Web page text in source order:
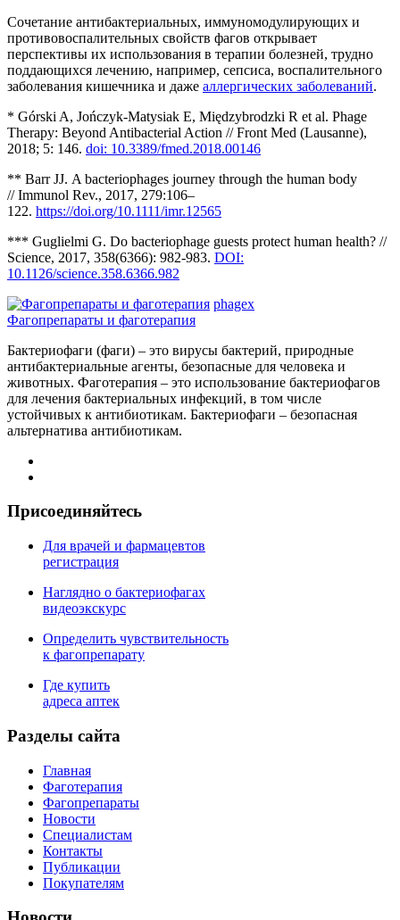
Сочетание антибактериальных, иммуномодулирующих и
противовоспалительных свойств фагов открывает
перспективы их использования в терапии болезней, трудно
поддающихся лечению, например, сепсиса, воспалительного
заболевания кишечника и даже аллергических заболеваний.
* Górski A, Jończyk-Matysiak E, Międzybrodzki R et al. Phage
Therapy: Beyond Antibacterial Action // Front Med (Lausanne),
2018; 5: 146. doi: 10.3389/fmed.2018.00146
** Barr JJ. A bacteriophages journey through the human body
// Immunol Rev., 2017, 279:106–
122. https://doi.org/10.1111/imr.12565
*** Guglielmi G. Do bacteriophage guests protect human health? //
Science, 2017, 358(6366): 982-983. DOI:
10.1126/science.358.6366.982
phagex
Фагопрепараты и фаготерапия
Бактериофаги (фаги) – это вирусы бактерий, природные
антибактериальные агенты, безопасные для человека и
животных. Фаготерапия – это использование бактериофагов
для лечения бактериальных инфекций, в том числе
устойчивых к антибиотикам. Бактериофаги – безопасная
альтернатива антибиотикам.
Присоединяйтесь
Для врачей и фармацевтов
регистрация
Наглядно о бактериофагах
видеоэкскурс
Определить чувствительность
к фагопрепарату
Где купить
адреса аптек
Разделы сайта
Главная
Фаготерапия
Фагопрепараты
Новости
Специалистам
Контакты
Публикации
Покупателям